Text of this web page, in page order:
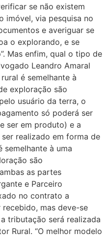
se não existem
imóvel, via pesquisa no
e averiguar se
o explorando, e se
Mas enfim, qual o tipo de
Leandro Amaral
é semelhante à
exploração são
usuário da terra, o
só poderá ser
ser em produto) e a
realizado em forma de
semelhante à uma
são
as partes
e Parceiro
no contrato a
mas deve-se
tributação será realizada
Rural. “O melhor modelo